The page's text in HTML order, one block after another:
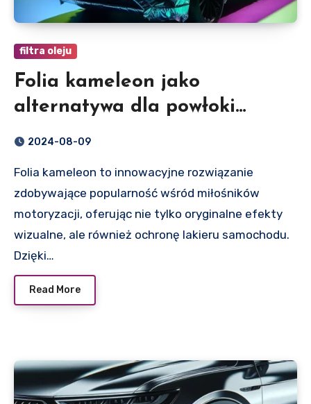
filtra oleju
Folia kameleon jako
alternatywa dla powłoki
ceramicznej na samochód
2024-08-09
Folia kameleon to innowacyjne rozwiązanie
zdobywające popularność wśród miłośników
motoryzacji, oferując nie tylko oryginalne efekty
wizualne, ale również ochronę lakieru samochodu.
Dzięki…
Read More